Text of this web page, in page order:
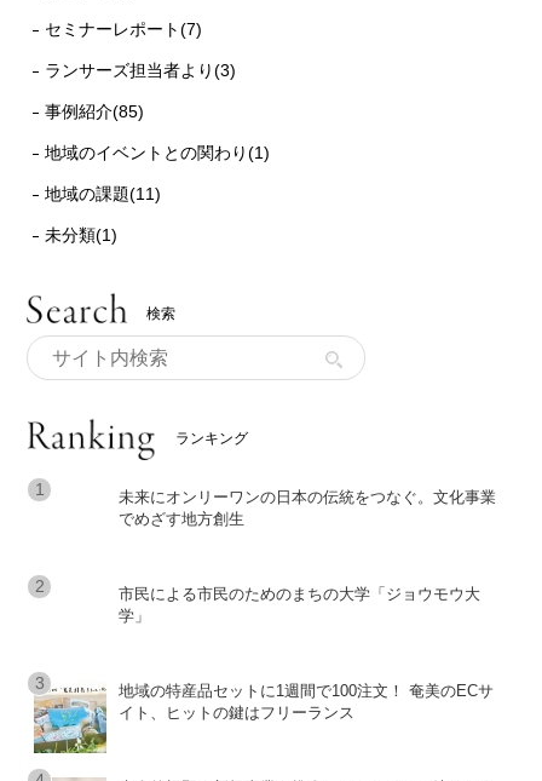
セミナーレポート(7)
ランサーズ担当者より(3)
事例紹介(85)
地域のイベントとの関わり(1)
地域の課題(11)
未分類(1)
検索
ランキング
未来にオンリーワンの日本の伝統をつなぐ。文化事業
でめざす地方創生
市民による市民のためのまちの大学「ジョウモウ大
学」
地域の特産品セットに1週間で100注文！ 奄美のECサ
イト、ヒットの鍵はフリーランス